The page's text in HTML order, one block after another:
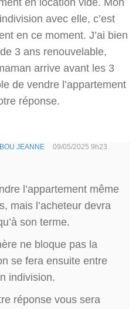
avec elle, c’est
en ce moment. J’ai bien
3 ans renouvelable,
arrive avant les 3
de vendre l’appartement
réponse.
JEANNE 09/05/2025 9h23
l’appartement même
mais l’acheteur devra
son terme.
ne bloque pas la
se fera ensuite entre
indivision.
réponse vous sera